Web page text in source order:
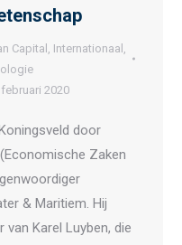
Capital Internationaal
2020
door
Zaken
& Maritiem. Hij
Karel Luyben, die